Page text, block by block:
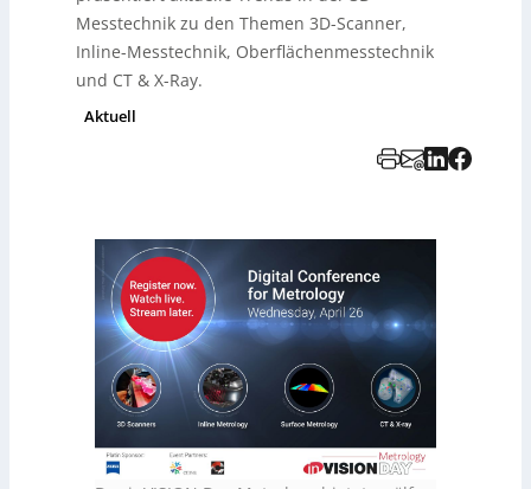
Messtechnik zu den Themen 3D-Scanner,
Inline-Messtechnik, Oberflächenmesstechnik
und CT & X-Ray.
Aktuell